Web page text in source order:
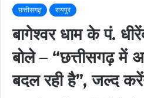
छत्तीसगढ़ रायपुर
बागेश्वर धाम के पं.
बोले – “छत्तीसगढ़ में
बदल रही है”, जल्द